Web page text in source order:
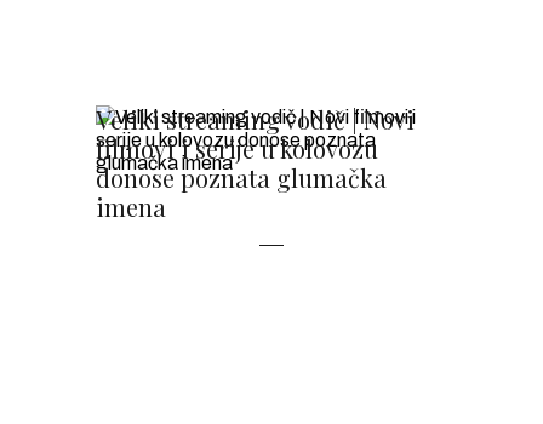
Veliki streaming vodič | Novi
filmovi i serije u kolovozu
donose poznata glumačka
imena